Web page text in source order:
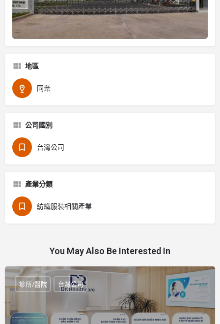
地區
同奈
公司國別
台灣公司
產業分類
紡織服裝相關產業
You May Also Be Interested In
診所/醫院 台灣公司